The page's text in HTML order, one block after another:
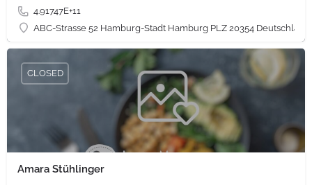
4.91747E+11
ABC-Strasse 52 Hamburg-Stadt Hamburg PLZ 20354 Deutschland
Amara Stühlinger
CLOSED